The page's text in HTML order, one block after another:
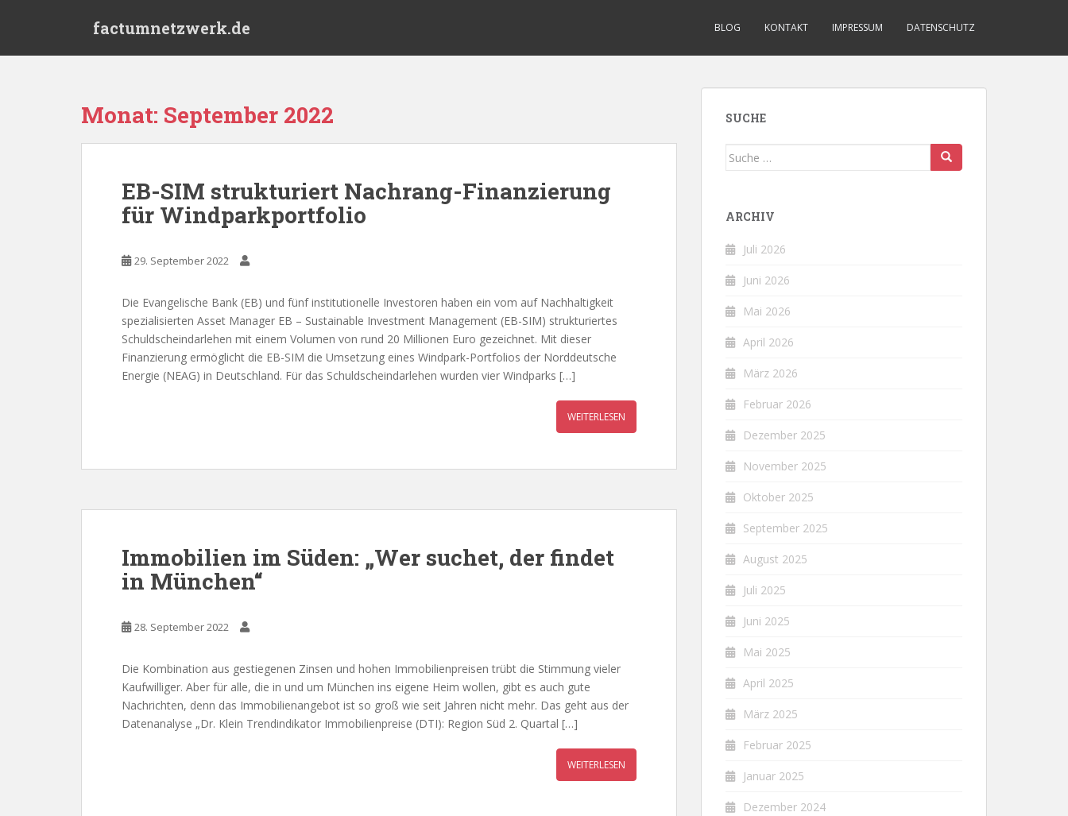
factumnetzwerk.de BLOG KONTAKT IMPRESSUM DATENSCHUTZ
Monat: September 2022
EB-SIM strukturiert Nachrang-Finanzierung
für Windparkportfolio
29. September 2022
Die Evangelische Bank (EB) und fünf institutionelle Investoren haben ein vom auf Nachhaltigkeit
spezialisierten Asset Manager EB – Sustainable Investment Management (EB-SIM) strukturiertes
Schuldscheindarlehen mit einem Volumen von rund 20 Millionen Euro gezeichnet. Mit dieser
Finanzierung ermöglicht die EB-SIM die Umsetzung eines Windpark-Portfolios der Norddeutsche
Energie (NEAG) in Deutschland. Für das Schuldscheindarlehen wurden vier Windparks […]
WEITERLESEN
Immobilien im Süden: „Wer suchet, der findet
in München“
28. September 2022
Die Kombination aus gestiegenen Zinsen und hohen Immobilienpreisen trübt die Stimmung vieler
Kaufwilliger. Aber für alle, die in und um München ins eigene Heim wollen, gibt es auch gute
Nachrichten, denn das Immobilienangebot ist so groß wie seit Jahren nicht mehr. Das geht aus der
Datenanalyse „Dr. Klein Trendindikator Immobilienpreise (DTI): Region Süd 2. Quartal […]
WEITERLESEN
SUCHE
Suche
ARCHIV
Juli 2026
Juni 2026
Mai 2026
April 2026
März 2026
Februar 2026
Dezember 2025
November 2025
Oktober 2025
September 2025
August 2025
Juli 2025
Juni 2025
Mai 2025
April 2025
März 2025
Februar 2025
Januar 2025
Dezember 2024